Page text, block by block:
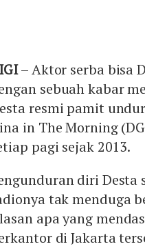
– Aktor serba bisa
sebuah kabar
resmi pamit
in The Morning
pagi sejak 2013.
diri Desta
tak menduga
apa yang
di Jakarta